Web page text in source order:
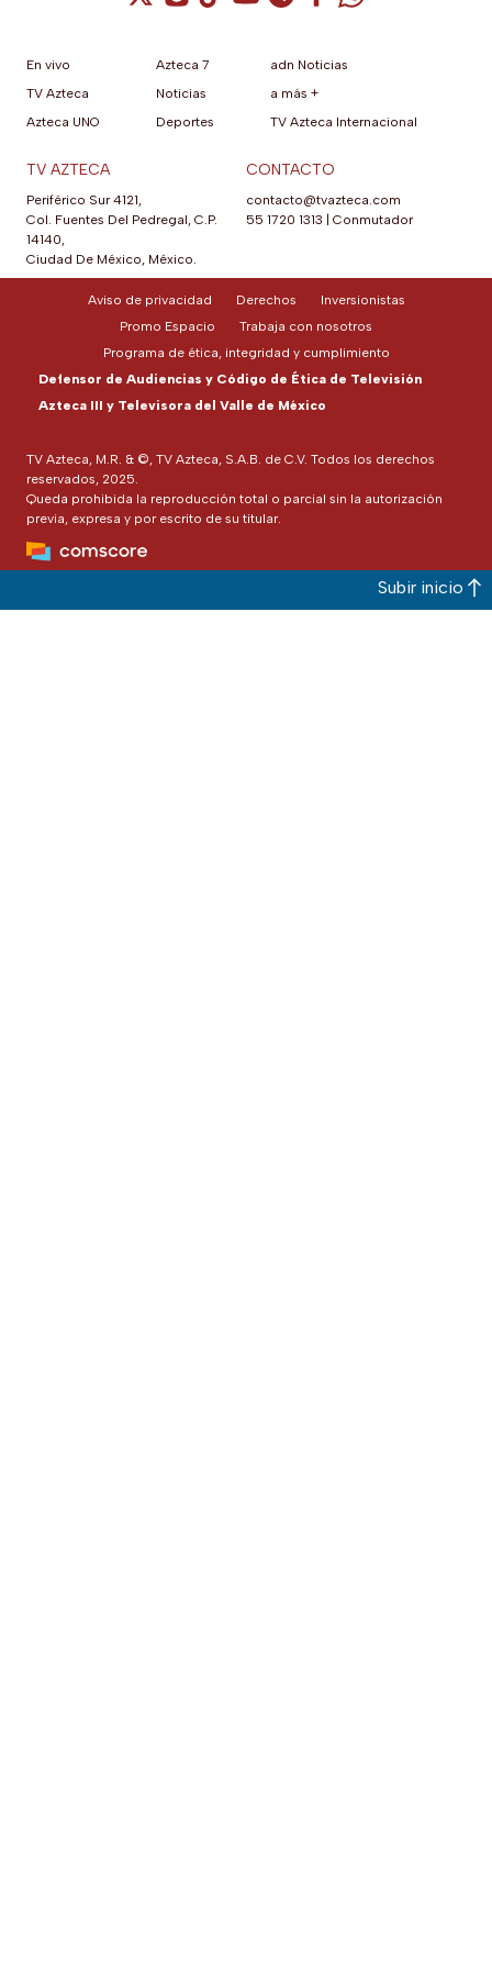
En vivo
TV Azteca
Azteca UNO
Azteca 7
Noticias
Deportes
adn Noticias
a más +
TV Azteca Internacional
TV AZTECA
Periférico Sur 4121,
Col. Fuentes Del Pedregal, C.P.
14140,
Ciudad De México, México.
CONTACTO
contacto@tvazteca.com
55 1720 1313
Conmutador
TV Azteca, M.R. & ©, TV Azteca, S.A.B. de C.V. Todos los derechos
reservados, 2025.
Queda prohibida la reproducción total o parcial sin la autorización
previa, expresa y por escrito de su titular.
Aviso de privacidad Derechos
Inversionistas
Promo Espacio
Trabaja con nosotros
Programa de ética, integridad y cumplimiento
Defensor de Audiencias y Código de Ética de Televisión
Azteca III y Televisora del Valle de México
Subir inicio